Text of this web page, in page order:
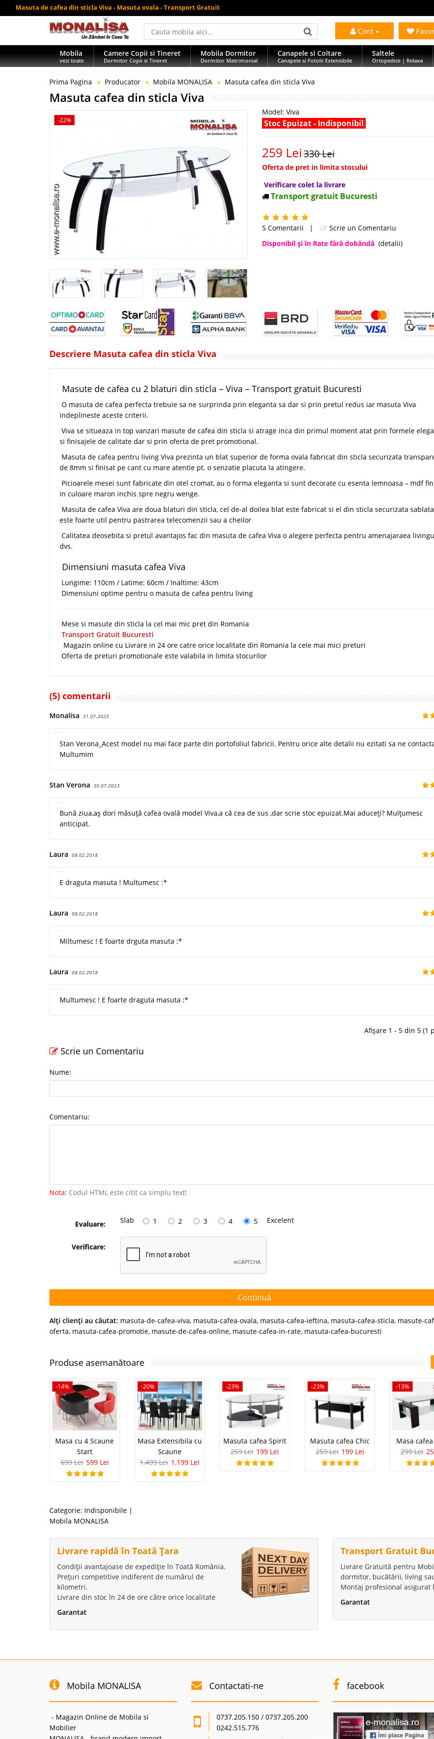
Masuta de cafea din sticla Viva - Masuta ovala - Transport Gratuit
Cont
Mobila
vezi toate
Camere Copii si Tineret
Dormitor Copii si Tineret
Mobila Dormitor
Dormitor Matrimonial
Canapele si Coltare
Canapele si Fotolii Extensibile
Saltele
Ortopedice | Relaxa
Prima Pagina Producator Mobila MONALISA Masuta cafea din sticla Viva
Masuta cafea din sticla Viva
-22%
Model: Viva
Stoc Epuizat - Indisponibil
259 Lei330 Lei
Oferta de pret in limita stocului
Verificare colet la livrare
Transport gratuit Bucuresti
5 Comentarii |
Scrie un Comentariu
Disponibil şi în Rate fără dobândă (detalii)
Descriere Masuta cafea din sticla Viva
Masute de cafea cu 2 blaturi din sticla – Viva – Transport gratuit Bucuresti
O masuta de cafea perfecta trebuie sa ne surprinda prin eleganta sa dar si prin pretul redus iar masuta Viva
indeplineste aceste criterii.
Viva se situeaza in top vanzari masute de cafea din sticla si atrage inca din primul moment atat prin formele
si finisajele de calitate dar si prin oferta de pret promotional.
Masuta de cafea pentru living Viva prezinta un blat superior de forma ovala fabricat din sticla securizata
de 8mm si finisat pe cant cu mare atentie pt. o senzatie placuta la atingere.
Picioarele mesei sunt fabricate din otel cromat, au o forma eleganta si sunt decorate cu esenta lemnoasa – mdf
in culoare maron inchis spre negru wenge.
Masuta de cafea Viva are doua blaturi din sticla, cel de-al doilea blat este fabricat si el din sticla securizata
este foarte util pentru pastrarea telecomenzii sau a cheilor
Calitatea deosebita si pretul avantajos fac din masuta de cafea Viva o alegere perfecta pentru amenajaraea
dvs.
Dimensiuni masuta cafea Viva
Lungime: 110cm / Latime: 60cm / Inaltime: 43cm
Dimensiuni optime pentru o masuta de cafea pentru living
Mese si masute din sticla la cel mai mic pret din Romania
Transport Gratuit Bucuresti
Magazin online cu Livrare in 24 ore catre orice localitate din Romania la cele mai mici preturi
Oferta de preturi promotionale este valabila in limita stocurilor
(5) comentarii
Monalisa 31.07.2023
Stan Verona_Acest model nu mai face parte din portofoliul fabricii. Pentru orice alte detalii nu ezitati sa ne
Multumim
Stan Verona 30.07.2023
Bună ziua,aș dori măsuță cafea ovală model Viva,a că cea de sus ,dar scrie stoc epuizat.Mai aduceți? Mulțumesc
anticipat.
Laura 08.02.2018
E draguta masuta ! Multumesc :*
Laura 08.02.2018
Miltumesc ! E foarte drguta masuta :*
Laura 08.02.2018
Multumesc ! E foarte draguta masuta :*
Afișare 1 - 5 din 5 (1
Scrie un Comentariu
Nume:
Comentariu:
Nota: Codul HTML este citit ca simplu text!
Evaluare: Slab 1 2 3 4 5 Excelent
Verificare:
Continuă
Alţi clienţi au căutat: masuta-de-cafea-viva, masuta-cafea-ovala, masuta-cafea-ieftina, masuta-cafea-sticla, masute-
oferta, masuta-cafea-promotie, masute-de-cafea-online, masute-cafea-in-rate, masuta-cafea-bucuresti
Produse asemanătoare
-14%
Masa cu 4 Scaune
Start
699 Lei 599 Lei
-20%
Masa Extensibila cu
Scaune
1.499 Lei 1.199 Lei
-23%
Masuta cafea Spirit
259 Lei 199 Lei
-23%
Masuta cafea Chic
259 Lei 199 Lei
-13%
Masa
299 Lei
Categorie: Indisponibile |
Mobila MONALISA
Livrare rapidă în Toată Țara
Condiții avantajoase de expediție în Toată România.
Prețuri competitive indiferent de numărul de
kilometri.
Livrare din stoc în 24 de ore către orice localitate
Garantat
Transport Gratuit
Livrare Gratuită pentru
dormitor, bucătării, living
Montaj profesional asigurat
Garantat
Mobila MONALISA
- Magazin Online de Mobila si
Mobilier
Contactati-ne
0737.205.150 / 0737.205.200
0242.515.776
facebook